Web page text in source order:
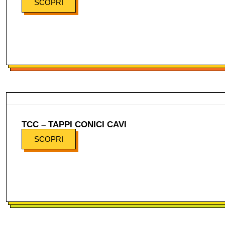
SCOPRI
TCC – TAPPI CONICI CAVI
SCOPRI